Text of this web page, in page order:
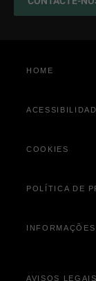
HOME
COOKIES
POLÍTICA DE
AVISOS LEGAIS